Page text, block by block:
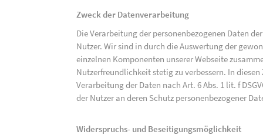
Zweck der Datenverarbeitung
Die Verarbeitung der personenbezogenen Daten
Nutzer. Wir sind in durch die Auswertung der
einzelnen Komponenten unserer Webseite
Nutzerfreundlichkeit stetig zu verbessern. In
Verarbeitung der Daten nach Art. 6 Abs. 1 lit. f
der Nutzer an deren Schutz personenbezogener
Widerspruchs- und Beseitigungsmöglichkeit